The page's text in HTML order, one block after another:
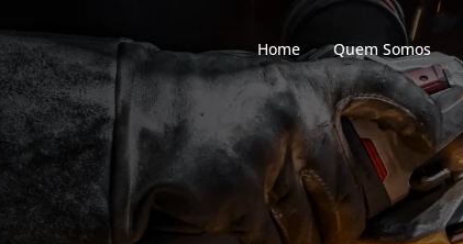
Home Quem Somos